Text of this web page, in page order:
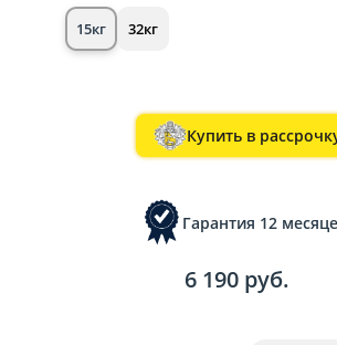
6 190 руб.
15кг
32кг
Купить в
Гарантия 12